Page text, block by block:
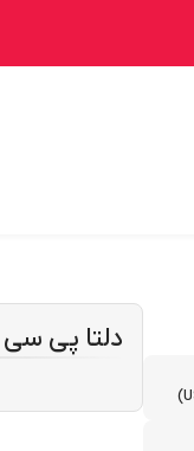
دلتا پی سی | 09170381563